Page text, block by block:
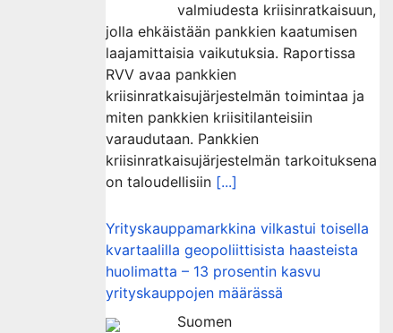
valmiudesta kriisinratkaisuun,
jolla ehkäistään pankkien kaatumisen
laajamittaisia vaikutuksia. Raportissa
RVV avaa pankkien
kriisinratkaisujärjestelmän toimintaa ja
miten pankkien kriisitilanteisiin
varaudutaan. Pankkien
kriisinratkaisujärjestelmän tarkoituksena
on taloudellisiin [...]
Yrityskauppamarkkina vilkastui toisella
kvartaalilla geopoliittisista haasteista
huolimatta – 13 prosentin kasvu
yrityskauppojen määrässä
Suomen